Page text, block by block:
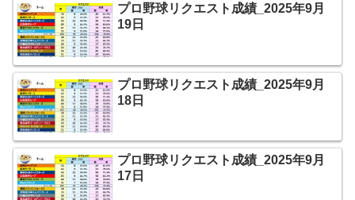
プロ野球リクエスト成績_2025年9月
19日
プロ野球リクエスト成績_2025年9月
18日
プロ野球リクエスト成績_2025年9月
17日